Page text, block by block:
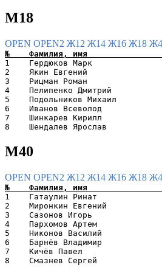
М18
OPEN OPEN2 Ж12 Ж14 Ж16 Ж18
1    Гердюков Марк
2    Якин Евгений
3    Рицман Роман
4    Пелипенко Дмитрий
5    Подольников Михаил
6    Иванов Всеволод
7    Шинкарев Кирилл
М40
OPEN OPEN2 Ж12 Ж14 Ж16 Ж18
1    Гатаулин Ринат
2    Миронкин Евгений
3    Сазонов Игорь
4    Пархомов Артем
5    Никонов Василий
6    Барнëв Владимир
7    Кичёв Павел